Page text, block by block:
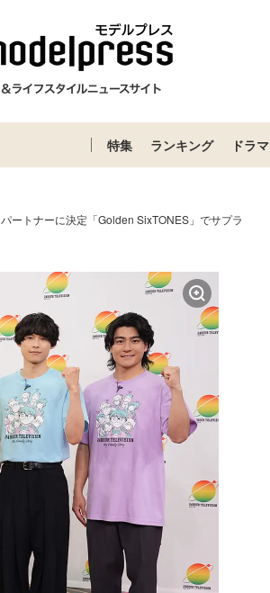
特集 ランキング ドラマ
ートナーに決定「Golden SixTONES」でサプラ